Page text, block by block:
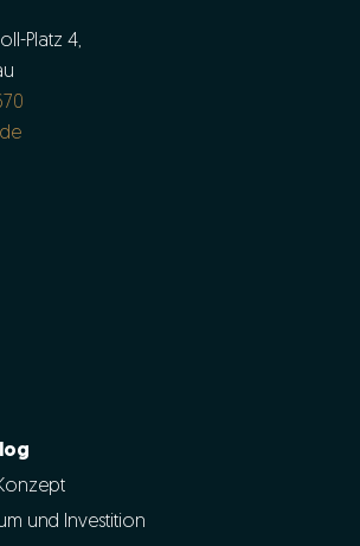
Platz 4,
und Investition